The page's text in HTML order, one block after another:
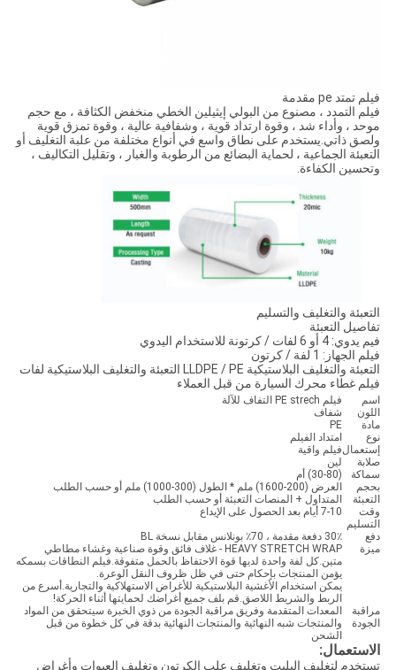
فيلم تمتد pe مقدمة
فيلم التمدد ، مصنوع من البولي إيثيلين الخطي منخفض الكثافة ، مع حجم
موحد ، وأداء شد ، وقوة ارتداد قوية ، وشفافية عالية ، وقوة تمزق قوية
ولصق ذاتي.يستخدم على نطاق واسع في أنواع مختلفة من علبة التغليف أو
التعبئة الجماعية ، لحماية البضائع من الرطوبة والغبار ، وتقليل التكاليف ،
وتحسين الكفاءة.
التعبئة والتغليف والتسليم
تفاصيل التعبئة
فيم يدوي: 4 أو 6 لفات / كرتونة للاستخدام اليدوي
فيلم الجهاز: 1 لفة / كرتون
التعبئة والتغليف البلاستيكية LLDPE / PE التعبئة والتغليف البلاستيكية لفات
فيلم غطاء محرك السيارة من قبل العملاء
اسم
فيلم PE strech التفاف للآلة
اللون
شفاف
مادة
PE
نوع
امتداد الفيلم
إستعمالفيلم واقية
صلابة
لين
سماكة
(30-80) أم
بحجم
العرض (200-1600) ملم * الطول (300-1000) ملم أو حسب الطلب
التعبئة
المتداول + المنصات التعبئة أو حسب الطلب
وقت
التسليم
7-10 أيام بعد الحصول على الإيداع
دفع
30٪ دفعة مقدمة ، 70٪ بونلانس مقابل نسخة BL
ميزة
HEAVY STRETCH WRAP - غلاف فائق وقوة صناعية وغشاء مطاطي
متين.كل لفة واحدة لديها قوة الاحتفاظ بالحمل متفوقة.فيلم النطاقات بسمكه
يؤمن المنتجات بإحكام حتى في ظل ظروف النقل الوعرة.
يمكن استخدام الأغشية البلاستيكية للأغراض الاستهلاكية والتجارية.أسرع من
الربط والشريط اللاصق.قم بلف جميع أغراضك لحمايتها أثناء الحركة!
مراقبة
الجودة
المعدات المتقدمة وفريق مراقبة الجودة من ذوي الخبرة سيتحقق من المواد
والمنتجات شبه النهائية والمنتجات النهائية بدقة في كل خطوة من قبل
الشحن
الاستعمال:
تستخدم لتغليف البليت وتغليف علب الكرتون وتغليف العبوات وأغراض